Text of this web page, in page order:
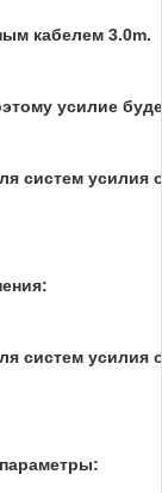
кабелем 3.0m.
усилие
систем усилия
систем усилия